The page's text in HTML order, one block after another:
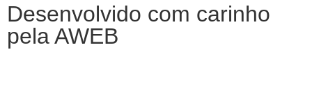
Desenvolvido com carinho
pela AWEB